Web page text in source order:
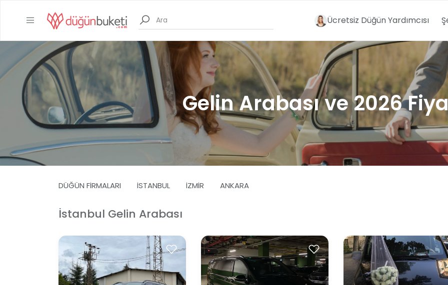
Ücretsiz Düğün Yardımcısı
Gelin Arabası ve 2026
DÜĞÜN FIRMALARI İSTANBUL İZMIR ANKARA
İstanbul Gelin Arabası